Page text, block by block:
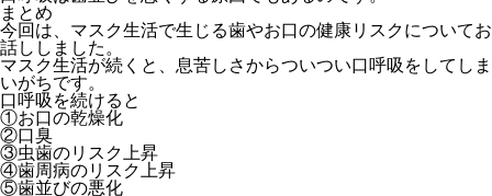
まとめ
今回は、マスク生活で生じる歯やお口の健康リスクについてお
話ししました。
マスク生活が続くと、息苦しさからついつい口呼吸をしてしま
いがちです。
口呼吸を続けると
①お口の乾燥化
②口臭
③虫歯のリスク上昇
④歯周病のリスク上昇
⑤歯並びの悪化